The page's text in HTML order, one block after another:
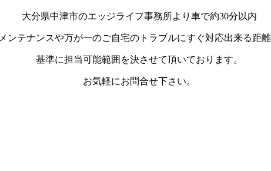
大分県中津市のエッジライフ事務所より車で約30分以内
メンテナンスや万が一のご自宅のトラブルにすぐ対応出来る距
基準に担当可能範囲を決させて頂いております。
お気軽にお問合せ下さい。